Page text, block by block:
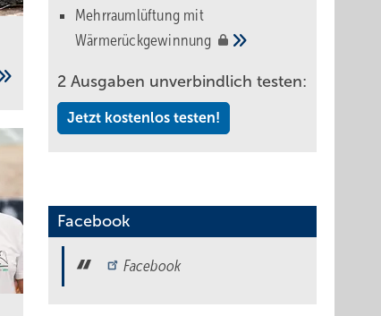
Mehrraumlüftung mit
Wärmerückgewinnung
2 Ausgaben unverbindlich testen:
Jetzt kostenlos testen!
Facebook
Facebook